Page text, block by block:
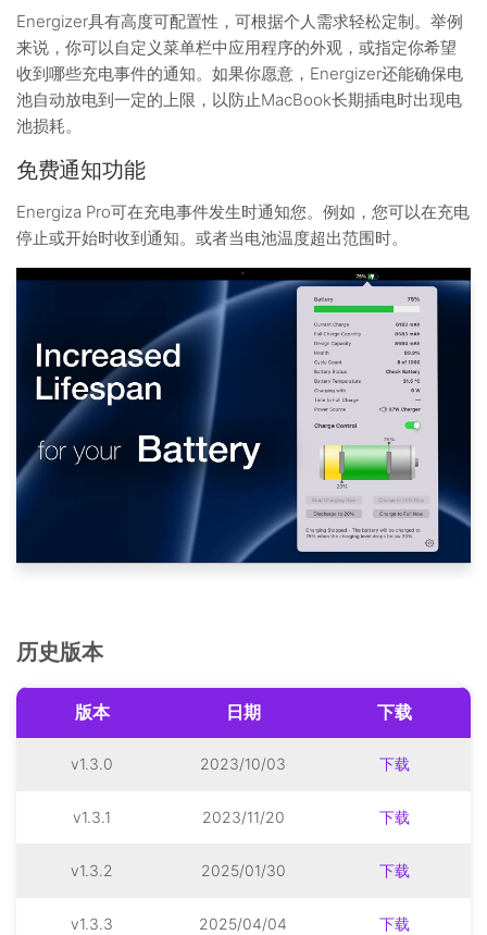
Energizer具有高度可配置性，可根据个人需求轻松定制。举例
来说，你可以自定义菜单栏中应用程序的外观，或指定你希望
收到哪些充电事件的通知。如果你愿意，Energizer还能确保电
池自动放电到一定的上限，以防止MacBook长期插电时出现电
池损耗。
免费通知功能
Energiza Pro可在充电事件发生时通知您。例如，您可以在充电
停止或开始时收到通知。或者当电池温度超出范围时。
历史版本
版本 日期 下载
v1.3.0 2023/10/03 下载
v1.3.1 2023/11/20 下载
v1.3.2 2025/01/30 下载
v1.3.3 2025/04/04 下载